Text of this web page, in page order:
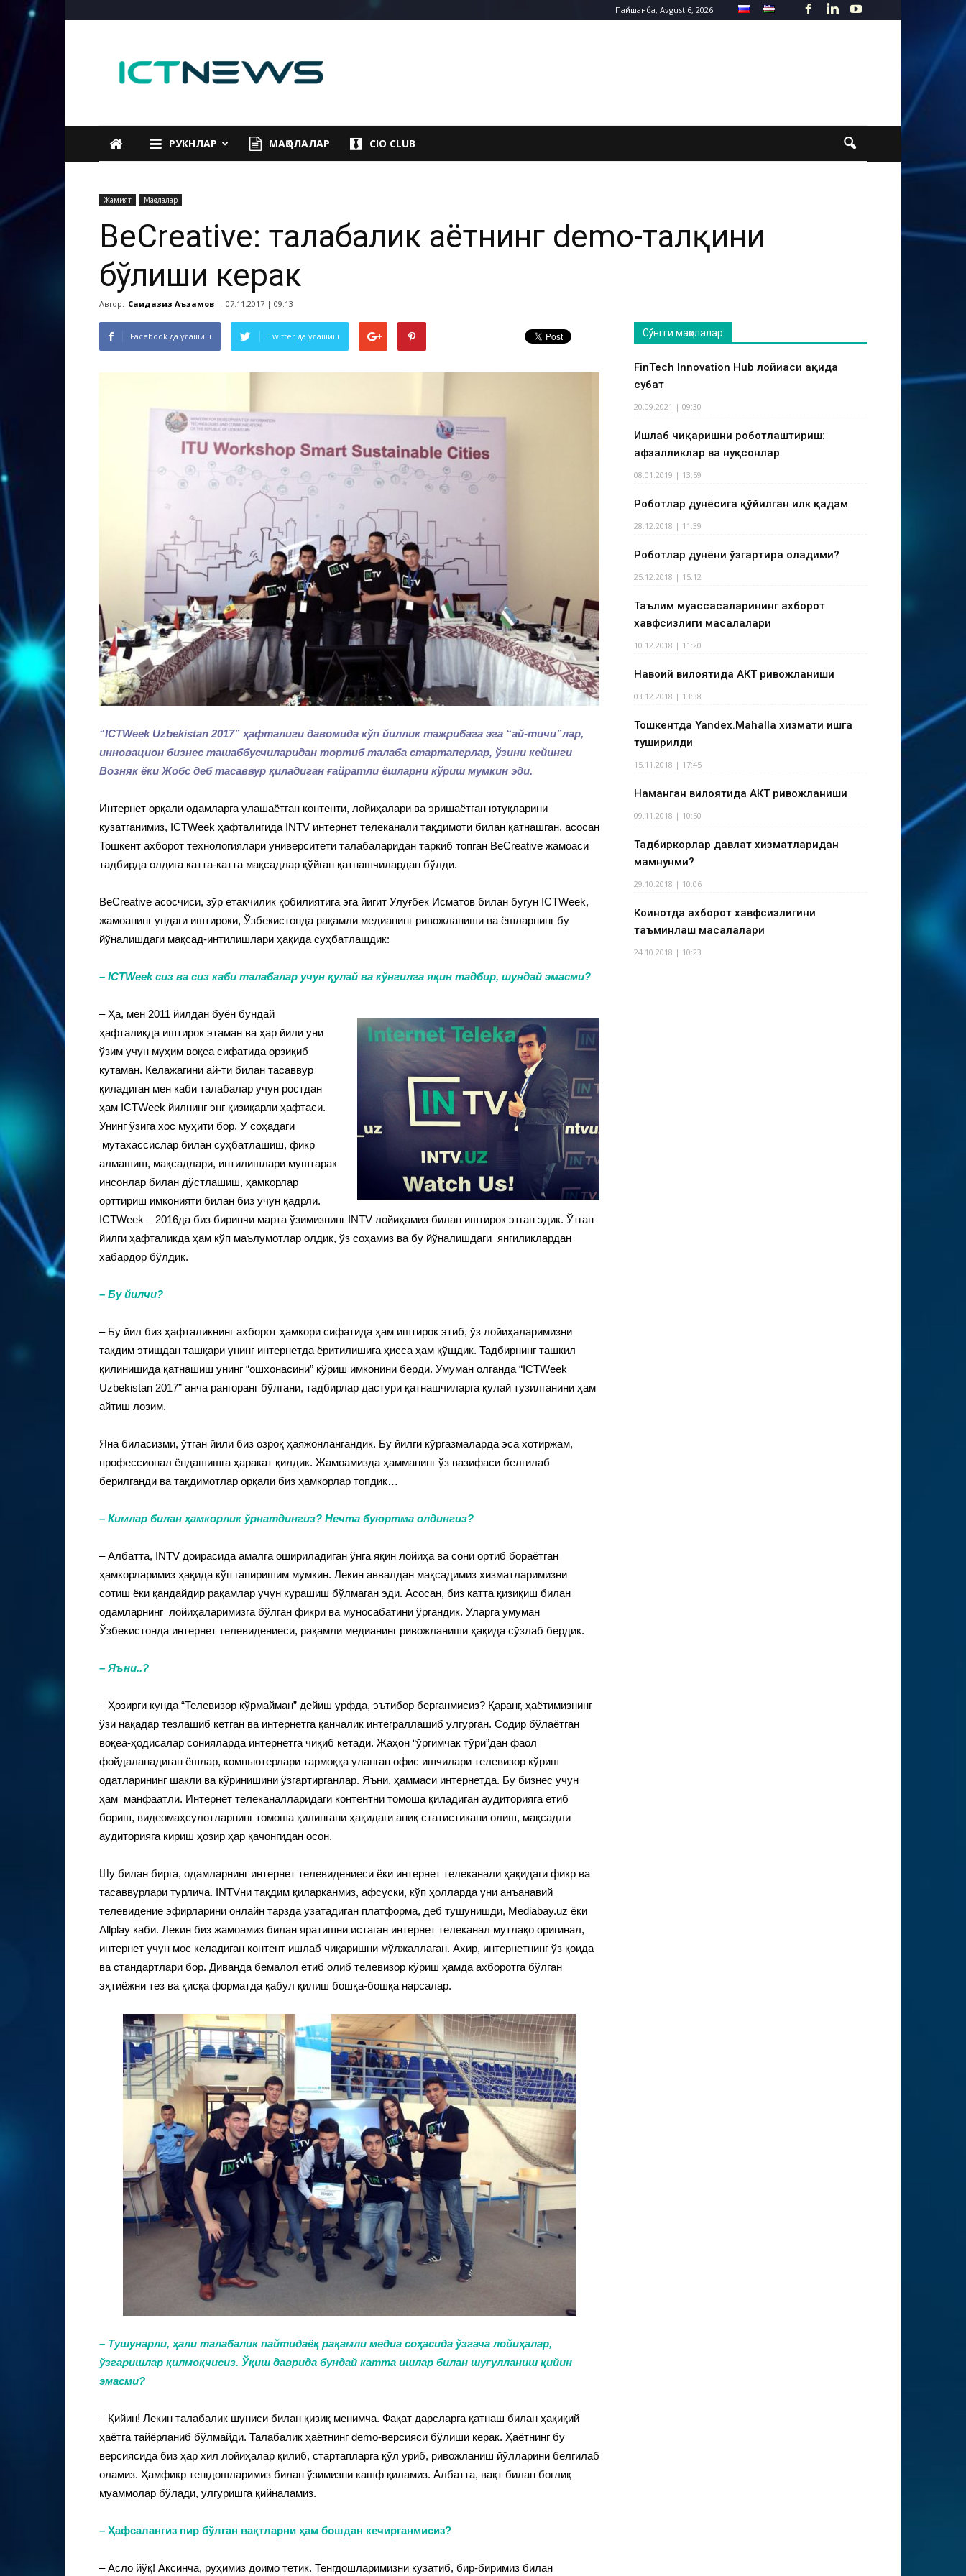
Пайшанба, Avgust 6, 2026
РУКНЛАР МАҚОЛАЛАР CIO CLUB
Жамият Мақолалар
BeCreative: талабалик ҳаётнинг demo-талқини
бўлиши керак
Автор: Саидазиз Аъзамов - 07.11.2017 | 09:13
Facebook да улашиш Twitter да улашиш
“ICTWeek Uzbekistan 2017” ҳафталиги давомида кўп йиллик тажрибага эга “ай-тичи”лар,
инновацион бизнес ташаббусчиларидан тортибталаба стартаперлар, ўзини кейинги
Возняк ёки Жобс деб тасаввур қиладиган ғайратли ёшларни кўриш мумкин эди.
Интернет орқали одамларга улашаётган контенти, лойиҳалари ва эришаётган ютуқларини
кузатганимиз, ICTWeek ҳафталигида INTV интернет телеканали тақдимоти билан қатнашган, асосан
Тошкент ахборот технологиялари университети талабаларидан таркиб топган BeCreative жамоаси
тадбирда олдига катта-катта мақсадлар қўйган қатнашчилардан бўлди.
BeCreative асосчиси, зўр етакчилик қобилиятига эга йигит Улуғбек Исматов билан бугун ICTWeek,
жамоанинг ундаги иштироки, Ўзбекистонда рақамли медианинг ривожланиши ва ёшларнинг бу
йўналишдаги мақсад-интилишлари ҳақида суҳбатлашдик:
– ICTWeekсиз ва сиз каби талабалар учун қулай ва кўнгилга яқин тадбир, шундай эмасми?
– Ҳа, мен 2011 йилдан буён бундай
ҳафталикда иштирок этаман ва ҳар йили уни
ўзим учун муҳим воқеа сифатида орзиқиб
кутаман. Келажагини ай-ти билан тасаввур
қиладиган мен каби талабалар учун ростдан
ҳам ICTWeek йилнинг энг қизиқарли ҳафтаси.
Унинг ўзига хос муҳити бор. У соҳадаги
мутахассислар билан суҳбатлашиш, фикр
алмашиш, мақсадлари, интилишлари муштарак
инсонлар билан дўстлашиш, ҳамкорлар
орттириш имконияти билан биз учун қадрли.
ICTWeek – 2016да биз биринчи марта ўзимизнинг INTV лойиҳамиз билан иштирок этган эдик. Ўтган
йилги ҳафталикда ҳам кўп маълумотлар олдик, ўз соҳамиз ва бу йўналишдаги янгиликлардан
хабардор бўлдик.
– Бу йилчи?
– Бу йил биз ҳафталикнинг ахборот ҳамкори сифатида ҳам иштирок этиб, ўз лойиҳаларимизни
тақдим этишдан ташқари унинг интернетда ёритилишига ҳисса ҳам қўшдик. Тадбирнинг ташкил
қилинишида қатнашиш унинг “ошхонасини” кўриш имконини берди. Умуман олганда “ICTWeek
Uzbekistan 2017” анча рангоранг бўлгани, тадбирлар дастури қатнашчиларга қулай тузилганини ҳам
айтиш лозим.
Яна биласизми, ўтган йили биз озроқ ҳаяжонлангандик. Бу йилги кўргазмаларда эса хотиржам,
профессионал ёндашишга ҳаракат қилдик. Жамоамизда ҳамманинг ўз вазифаси белгилаб
берилганди ва тақдимотлар орқали биз ҳамкорлар топдик…
– Кимлар билан ҳамкорлик ўрнатдингиз? Нечта буюртма олдингиз?
– Албатта, INTV доирасида амалга ошириладиган ўнга яқин лойиҳа ва сони ортиб бораётган
ҳамкорларимиз ҳақида кўп гапиришим мумкин. Лекин аввалдан мақсадимиз хизматларимизни
сотиш ёки қандайдир рақамлар учун курашиш бўлмаган эди. Асосан, биз катта қизиқиш билан
одамларнинг лойиҳаларимизга бўлган фикри ва муносабатини ўргандик. Уларга умуман
Ўзбекистонда интернет телевидениеси, рақамли медианинг ривожланиши ҳақида сўзлаб бердик.
– Яъни..?
– Ҳозирги кунда “Телевизор кўрмайман” дейиш урфда, эътибор берганмисиз? Қаранг, ҳаётимизнинг
ўзи нақадар тезлашиб кетган ва интернетга қанчалик интеграллашиб улгурган. Содир бўлаётган
воқеа-ҳодисалар сонияларда интернетга чиқиб кетади. Жаҳон “ўргимчак тўри”дан фаол
фойдаланадиган ёшлар, компьютерлари тармоққа уланган офис ишчилари телевизор кўриш
одатларининг шакли ва кўринишини ўзгартирганлар. Яъни, ҳаммаси интернетда. Бу бизнес учун
ҳам манфаатли. Интернет телеканалларидаги контентни томоша қиладиган аудиторияга етиб
бориш, видеомаҳсулотларнинг томоша қилингани ҳақидаги аниқ статистикани олиш, мақсадли
аудиторияга кириш ҳозир ҳар қачонгидан осон.
Шу билан бирга, одамларнинг интернет телевидениеси ёки интернет телеканали ҳақидаги фикр ва
тасаввурлари турлича. INTVни тақдим қиларканмиз, афсуски, кўп ҳолларда уни анъанавий
телевидение эфирларини онлайн тарзда узатадиган платформа, деб тушунишди, Mediabay.uz ёки
Allplay каби. Лекин биз жамоамиз билан яратишни истаган интернет телеканал мутлақо оригинал,
интернет учун мос келадиган контент ишлаб чиқаришни мўлжаллаган. Ахир, интернетнинг ўз қоида
ва стандартлари бор. Диванда бемалол ётиб олиб телевизор кўриш ҳамда ахборотга бўлган
эҳтиёжни тез ва қисқа форматда қабул қилиш бошқа-бошқа нарсалар.
– Тушунарли, ҳали талабалик пайтидаёқ рақамли медиа соҳасида ўзгача лойиҳалар,
ўзгаришлар қилмоқчисиз. Ўқиш даврида бундай катта ишлар билан шуғулланиш қийин
эмасми?
– Қийин! Лекин талабалик шуниси билан қизиқ менимча. Фақат дарсларга қатнаш билан ҳақиқий
ҳаётга тайёрланиб бўлмайди. Талабалик ҳаётнинг demo-версияси бўлиши керак. Ҳаётнинг бу
версиясида биз ҳар хил лойиҳалар қилиб, стартапларга қўл уриб, ривожланиш йўлларини белгилаб
оламиз. Ҳамфикр тенгдошларимиз билан ўзимизни кашф қиламиз. Албатта, вақт билан боғлиқ
муаммолар бўлади, улгуришга қийналамиз.
– Ҳафсалангиз пир бўлган вақтларни ҳам бошдан кечирганмисиз?
– Асло йўқ! Аксинча, руҳимиз доимо тетик. Тенгдошларимизни кузатиб, бир-биримиз билан
Сўнгги мақолалар
FinTech Innovation Hub лойиҳаси ҳақида
суҳбат
20.09.2021 | 09:30
Ишлаб чиқаришни роботлаштириш:
афзалликлар ва нуқсонлар
08.01.2019 | 13:59
Роботлар дунёсига қўйилган илк қадам
28.12.2018 | 11:39
Роботлар дунёни ўзгартира оладими?
25.12.2018 | 15:12
Таълим муассасаларининг ахборот
хавфсизлиги масалалари
10.12.2018 | 11:20
Навоий вилоятида АКТ ривожланиши
03.12.2018 | 13:38
Тошкентда Yandex.Mahalla хизмати ишга
туширилди
15.11.2018 | 17:45
Наманган вилоятида АКТ ривожланиши
09.11.2018 | 10:50
Тадбиркорлар давлат хизматларидан
мамнунми?
29.10.2018 | 10:06
Коинотда ахборот хавфсизлигини
таъминлаш масалалари
24.10.2018 | 10:23